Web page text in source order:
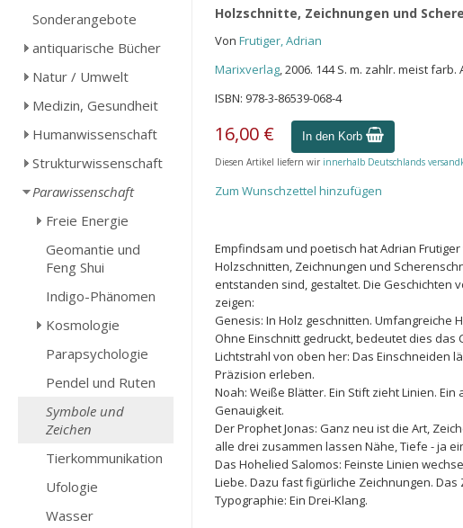
Sonderangebote
antiquarische Bücher
Natur / Umwelt
Medizin, Gesundheit
Humanwissenschaft
Strukturwissenschaft
Parawissenschaft
Freie Energie
Geomantie und
Feng Shui
Indigo-Phänomen
Kosmologie
Parapsychologie
Pendel und Ruten
Symbole und
Zeichen
Tierkommunikation
Ufologie
Wasser
Holzschnitte, Zeichnungen und
Von Frutiger, Adrian
Marixverlag, 2006. 144 S. m. zahlr. meist
ISBN: 978-3-86539-068-4
16,00 € In den Korb
Diesen Artikel liefern wir innerhalb Deutschlands
Zum Wunschzettel hinzufügen
Empfindsam und poetisch hat Adrian
Holzschnitten, Zeichnungen und
entstanden sind, gestaltet. Die Geschichten
zeigen:
Genesis: In Holz geschnitten. Umfangreiche
Ohne Einschnitt gedruckt, bedeutet dies das
Lichtstrahl von oben her: Das Einschneiden
Präzision erleben.
Noah: Weiße Blätter. Ein Stift zieht Linien.
Genauigkeit.
Der Prophet Jonas: Ganz neu ist die Art,
alle drei zusammen lassen Nähe, Tiefe - ja
Das Hohelied Salomos: Feinste Linien
Liebe. Dazu fast figürliche Zeichnungen.
Typographie: Ein Drei-Klang.